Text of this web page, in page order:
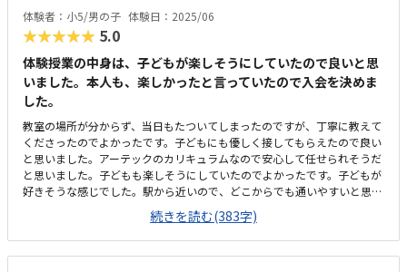
式トイレを使用できない点が残念でした。また、設備面でももう少し子ど
も向けの配慮があるとより安心して通えると感じました。子どもが毎回楽
生もとても親切で、安心して任せられる環境だと思いました。
体験者：小5/男の子 体験日：2025/06
★★★★★ 5.0
体験授業の中身は、子どもが楽しそうにしていたので良いと思
いました。本人も、楽しかったと言っていたので入会を決めま
した。
教室の場所が分からず、当日もたついてしまったのですが、丁寧に教えて
くださったのでよかったです。子どもにも優しく接してもらえたので良い
と思いました。アーテックのカリキュラムなので安心して任せられそうだ
と思いました。子どもも楽しそうにしていたのでよかったです。子どもが
好きそうな感じでした。駅から近いので、どこからでも通いやすいと思い
ました。うちは家が最寄り駅から近くなので、電車には乗らず直接通える
のが良いと思いました。雑居ビルの中にあるので、最初は場所がわかりに
くかったですが、教室の中はそれを感じさせない雰囲気で良いと思いまし
た。月謝は決して安くはないですが、将来の投資として頑張っていこうと
続きを読む(383字)